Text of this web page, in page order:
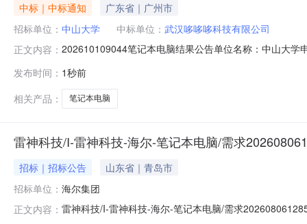
中标｜中标通知
广东省｜广州市
招标单位： 中山大学 中标单位： 武汉哆哆哆科技有限公司
正文内容： 202610109044笔记本电脑结果公告单位名称：中山大学
0.99kgCPU:intelCoreUltra5125H；内存：32GB；屏幕
发布时间： 1秒前
相关产品：
笔记本电脑
雷神科技/I-雷神科技-海尔-笔记本电脑/需求
招标｜招标公告
山东省｜青岛市
招标单位： 海尔集团
正文内容： 雷神科技/I-雷神科技-海尔-笔记本电脑/需求